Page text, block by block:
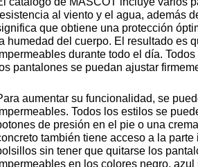
al viento y el agua, además
que obtiene una protección
humedad del cuerpo. El resultado es
durante todo el día.
pantalones se puedan ajustar
aumentar su funcionalidad, se
Todos los estilos se
de presión en el pie o una
también tiene acceso a la
sin tener que quitarse los
en los colores negro,